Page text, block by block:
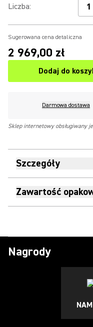
Liczba:
Sugerowana cena detaliczna
2 969,00 zł
Dodaj do
Darmowa dostawa
Sklep internetowy obsługiwany
Szczegóły
Zawartość
Nagrody